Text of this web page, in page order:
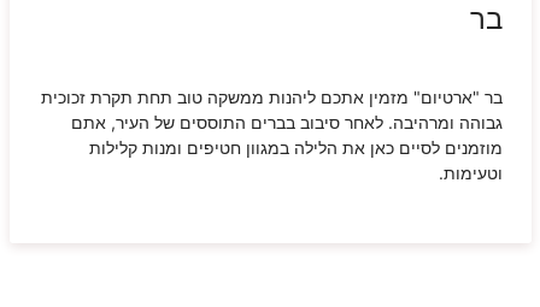
בר
בר "ארטיום" מזמין אתכם ליהנות ממשקה טוב תחת תקרת זכוכית
גבוהה ומרהיבה. לאחר סיבוב בברים התוססים של העיר, אתם
מוזמנים לסיים כאן את הלילה במגוון חטיפים ומנות קלילות
וטעימות.